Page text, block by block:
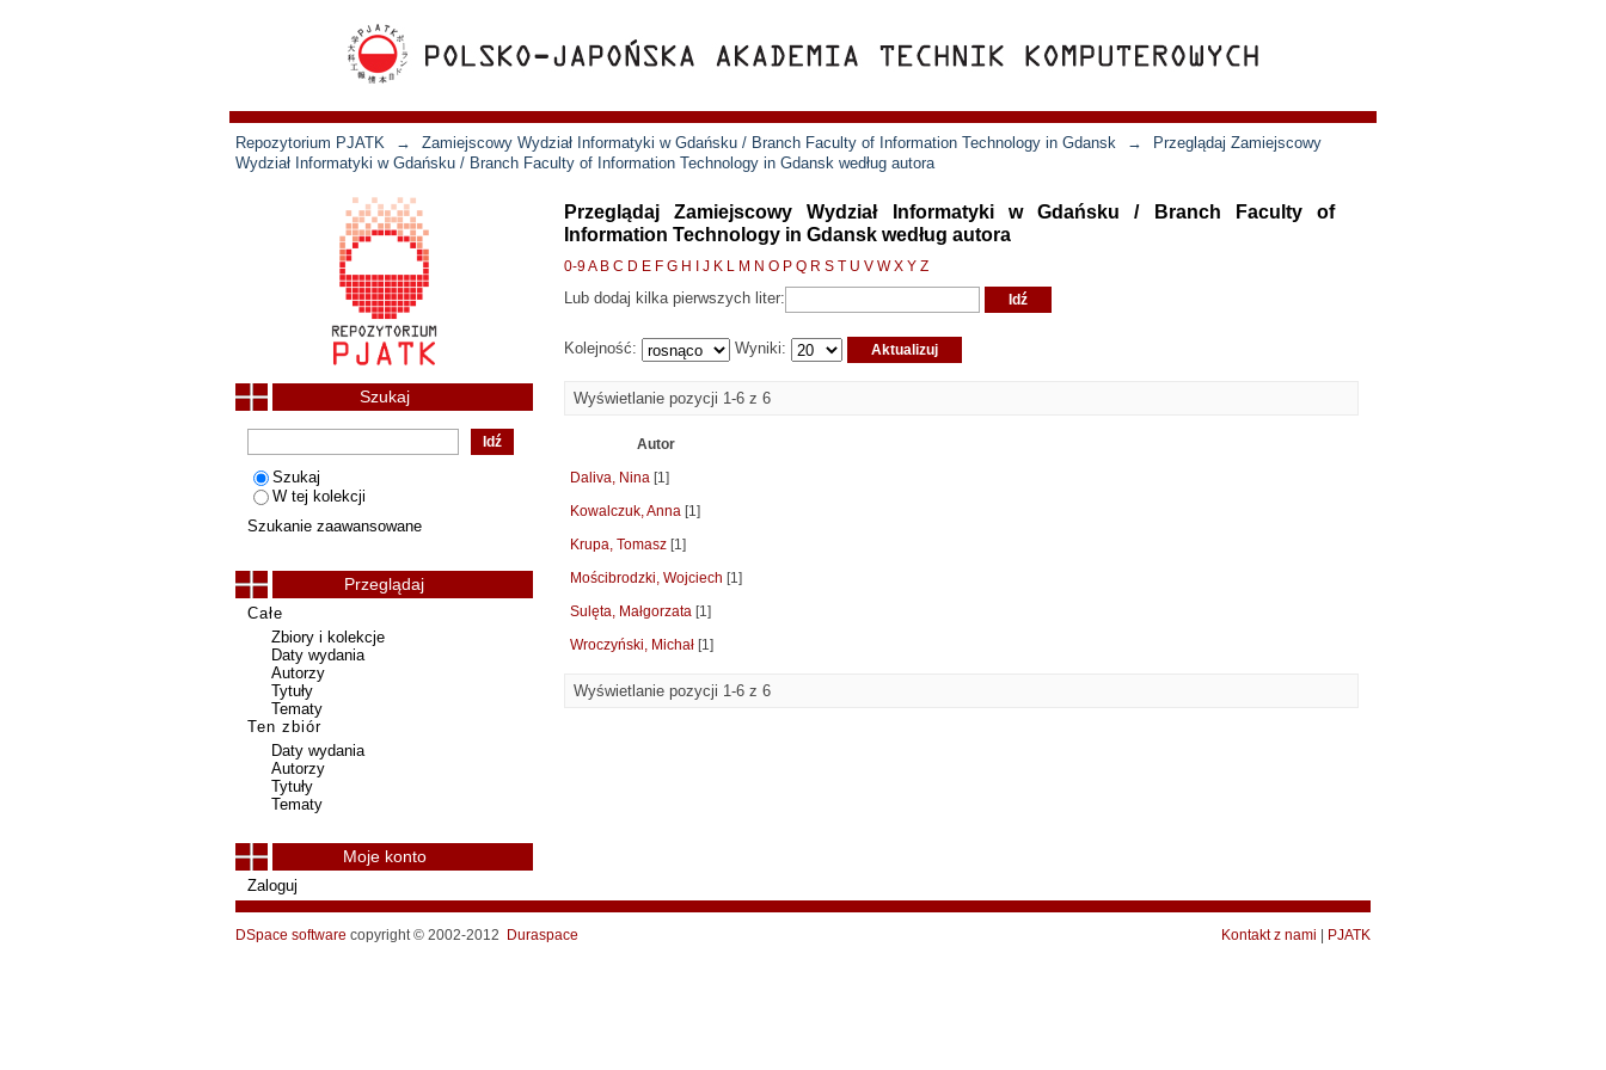
Repozytorium PJATK → Zamiejscowy Wydział Informatyki w Gdańsku / Branch Faculty of Information Technology in Gdansk →
Przeglądaj Zamiejscowy
Wydział Informatyki w Gdańsku / Branch Faculty of Information Technology in Gdansk według autora
Przeglądaj Zamiejscowy Wydział Informatyki w Gdańsku / Branch Faculty of
Information Technology in Gdansk według autora
0-9A B C D E F G H J K L M N O P Q R S T U V W X Y Z
Lub dodaj kilka pierwszych liter:
Kolejność: Wyniki:
Wyświetlanie pozycji 1-6 z 6
Autor
Daliva, Nina [1]
Kowalczuk, Anna [1]
Krupa, Tomasz [1]
Mościbrodzki, Wojciech [1]
Sulęta, Małgorzata [1]
Wroczyński, Michał [1]
Wyświetlanie pozycji 1-6 z 6
Szukaj
Szukaj
W tej kolekcji
Szukanie zaawansowane
Przeglądaj
Całe
Zbiory i kolekcje
Daty wydania
Autorzy
Tytuły
Tematy
Ten zbiór
Daty wydania
Autorzy
Tytuły
Tematy
Moje konto
Zaloguj
DSpace software copyright © 2002-2012 Duraspace Kontakt z nami PJATK